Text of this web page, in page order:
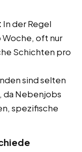
In der Regel
oft nur
Schichten pro
sind selten
da Nebenjobs
spezifische